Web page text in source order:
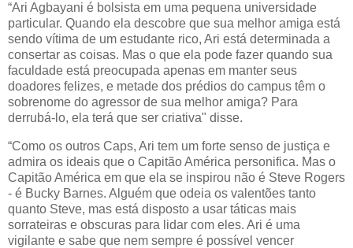
“Ari Agbayani é bolsista em uma pequena universidade
particular. Quando ela descobre que sua melhor amiga está
sendo vítima de um estudante rico, Ari está determinada a
consertar as coisas. Mas o que ela pode fazer quando sua
faculdade está preocupada apenas em manter seus
doadores felizes, e metade dos prédios do campus têm o
sobrenome do agressor de sua melhor amiga? Para
derrubá-lo, ela terá que ser criativa" disse.
“Como os outros Caps, Ari tem um forte senso de justiça e
admira os ideais que o Capitão América personifica. Mas o
Capitão América em que ela se inspirou não é Steve Rogers
- é Bucky Barnes. Alguém que odeia os valentões tanto
quanto Steve, mas está disposto a usar táticas mais
sorrateiras e obscuras para lidar com eles. Ari é uma
vigilante e sabe que nem sempre é possível vencer